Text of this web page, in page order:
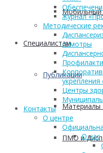
Мобильный
Cпециалистам
Публикации
Материалы
ПМО и
Журнал
Методические
осмотры
Центры
Контакты
О центре
О нас